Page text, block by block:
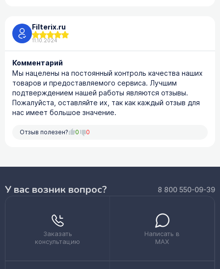
Filterix.ru
11.10.2024
Комментарий
Мы нацелены на постоянный контроль качества наших
товаров и предоставляемого сервиса. Лучшим
подтверждением нашей работы являются отзывы.
Пожалуйста, оставляйте их, так как каждый отзыв для
нас имеет большое значение.
Отзыв полезен? 0 0
У вас возник вопрос? 8 800 550-09-39
Заказать
консультацию
Написать в
MAX